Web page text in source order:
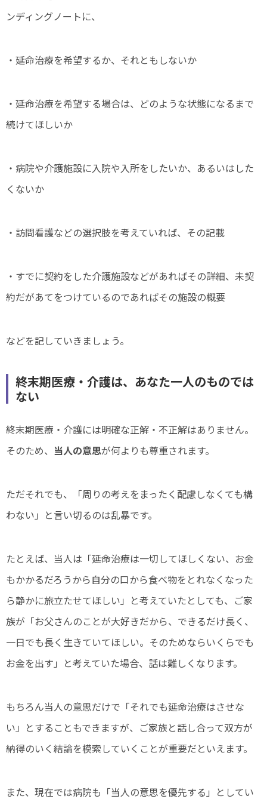
ンディングノートに、
・延命治療を希望するか、それともしないか
・延命治療を希望する場合は、どのような状態になるまで
続けてほしいか
・病院や介護施設に入院や入所をしたいか、あるいはした
くないか
・訪問看護などの選択肢を考えていれば、その記載
・すでに契約をした介護施設などがあればその詳細、未契
約だがあてをつけているのであればその施設の概要
などを記していきましょう。
終末期医療・介護は、あなた一人のものでは
ない
終末期医療・介護には明確な正解・不正解はありません。
そのため、 当人の意思が何よりも尊重されます。
ただそれでも、「周りの考えをまったく配慮しなくても構
わない」と言い切るのは乱暴です。
たとえば、当人は「延命治療は一切してほしくない、お金
もかかるだろうから自分の口から食べ物をとれなくなった
ら静かに旅立たせてほしい」と考えていたとしても、ご家
族が「お父さんのことが大好きだから、できるだけ長く、
一日でも長く生きていてほしい。そのためならいくらでも
お金を出す」と考えていた場合、話は難しくなります。
もちろん当人の意思だけで「それでも延命治療はさせな
い」とすることもできますが、ご家族と話し合って双方が
納得のいく結論を模索していくことが重要だといえます。
また、現在では病院も「当人の意思を優先する」としてい